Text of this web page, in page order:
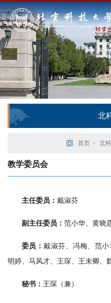
北
首页 - 北
教学委员会
主任委员： 戴淑芬
副主任委员： 范小华、黄晓
委员：戴淑芬、冯梅、范
明婷、马风才、王琛、王未卿、
秘书： 王琛（兼）